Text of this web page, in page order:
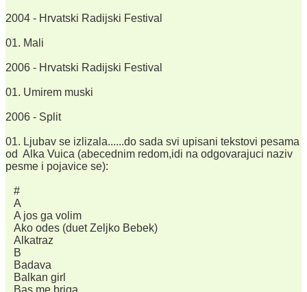
2004 - Hrvatski Radijski Festival
01. Mali
2006 - Hrvatski Radijski Festival
01. Umirem muski
2006 - Split
01. Ljubav se izlizala......do sada svi upisani tekstovi pesama
od Alka Vuica (abecednim redom,idi na odgovarajuci naziv
pesme i pojavice se):
#
A
A jos ga volim
Ako odes (duet Zeljko Bebek)
Alkatraz
B
Badava
Balkan girl
Bas me briga